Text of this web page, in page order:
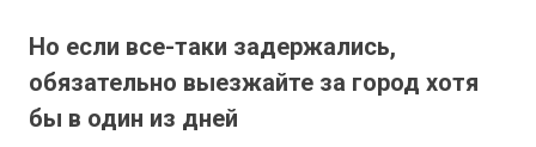
Но если все-таки задержались,
обязательно выезжайте за город хотя
бы в один из дней